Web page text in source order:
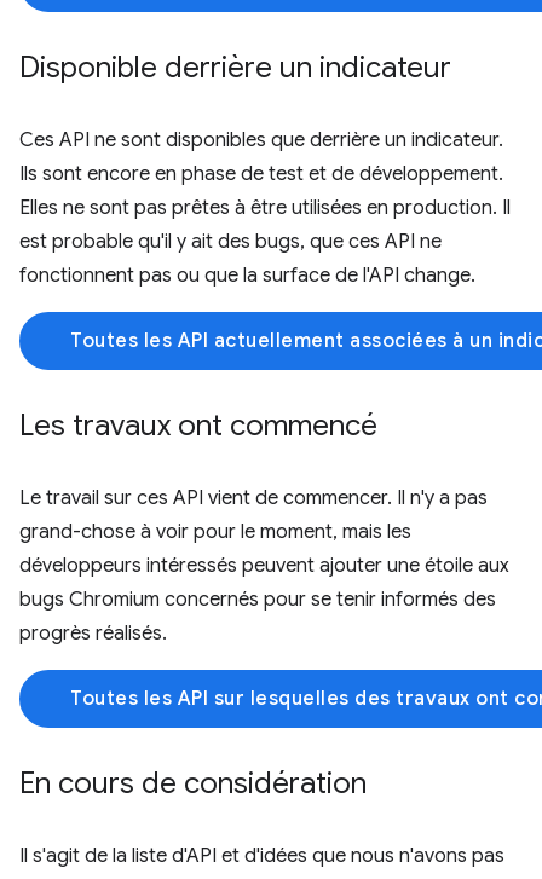
Disponible derrière un indicateur
Ces API ne sont disponibles que derrière un indicateur.
Ils sont encore en phase de test et de développement.
Elles ne sont pas prêtes à être utilisées en production. Il
est probable qu'il y ait des bugs, que ces API ne
fonctionnent pas ou que la surface de l'API change.
Toutes les API actuellement associées à un
Les travaux ont commencé
Le travail sur ces API vient de commencer. Il n'y a pas
grand-chose à voir pour le moment, mais les
développeurs intéressés peuvent ajouter une étoile aux
bugs Chromium concernés pour se tenir informés des
progrès réalisés.
Toutes les API sur lesquelles des travaux ont
En cours de considération
Il s'agit de la liste d'API et d'idées que nous n'avons pas